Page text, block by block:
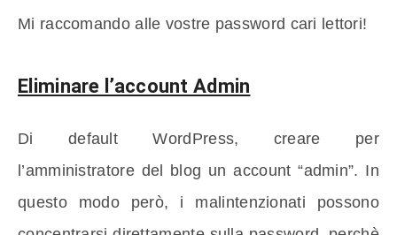
Mi raccomando alle vostre password cari lettori!
Eliminare l’account Admin
Di default WordPress, creare per
l’amministratore del blog un account “admin”. In
questo modo però, i malintenzionati possono